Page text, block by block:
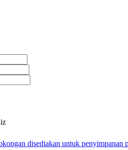
disediakan untuk penyimpanan